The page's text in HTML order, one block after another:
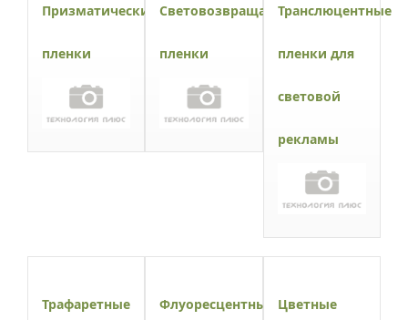
Призматические
пленки
Световозвращающие
пленки
Транслюцентные
пленки для
световой
рекламы
Трафаретные Флуоресцентные Цветные